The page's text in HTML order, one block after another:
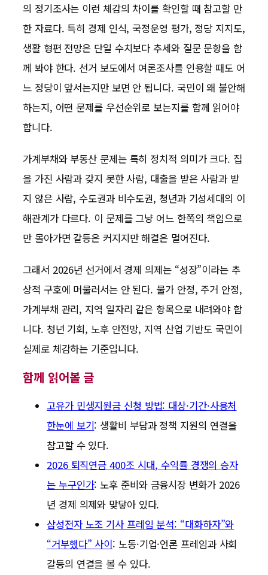
의 정기조사는 이런 체감의 차이를 확인할 때 참고할 만
한 자료다. 특히 경제 인식, 국정운영 평가, 정당 지지도,
생활 형편 전망은 단일 수치보다 추세와 질문 문항을 함
께 봐야 한다. 선거 보도에서 여론조사를 인용할 때도 어
느 정당이 앞서는지만 보면 안 됩니다. 국민이 왜 불안해
하는지, 어떤 문제를 우선순위로 보는지를 함께 읽어야
합니다.
가계부채와 부동산 문제는 특히 정치적 의미가 크다. 집
을 가진 사람과 갖지 못한 사람, 대출을 받은 사람과 받
지 않은 사람, 수도권과 비수도권, 청년과 기성세대의 이
해관계가 다르다. 이 문제를 그냥 어느 한쪽의 책임으로
만 몰아가면 갈등은 커지지만 해결은 멀어진다.
그래서 2026년 선거에서 경제 의제는 “성장”이라는 추
상적 구호에 머물러서는 안 된다. 물가 안정, 주거 안정,
가계부채 관리, 지역 일자리 같은 항목으로 내려와야 합
니다. 청년 기회, 노후 안전망, 지역 산업 기반도 국민이
실제로 체감하는 기준입니다.
함께 읽어볼 글
고유가 민생지원금 신청 방법: 대상·기간·사용처
한눈에 보기: 생활비 부담과 정책 지원의 연결을
참고할 수 있다.
2026 퇴직연금 400조 시대, 수익률 경쟁의 승자
는 누구인가: 노후 준비와 금융시장 변화가 2026
년 경제 의제와 맞닿아 있다.
삼성전자 노조 기사 프레임 분석: “대화하자”와
“거부했다” 사이: 노동·기업·언론 프레임과 사회
갈등의 연결을 볼 수 있다.